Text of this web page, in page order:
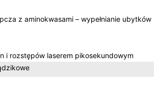
z aminokwasami – wypełnianie ubytków
i rozstępów laserem pikosekundowym